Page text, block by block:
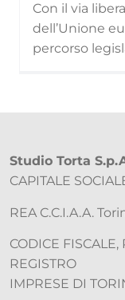
Con il via
dell’Unione
percorso
Studio Torta
CAPITALE
REA C.C.I.A.A.
CODICE FISCALE,
REGISTRO
IMPRESE DI